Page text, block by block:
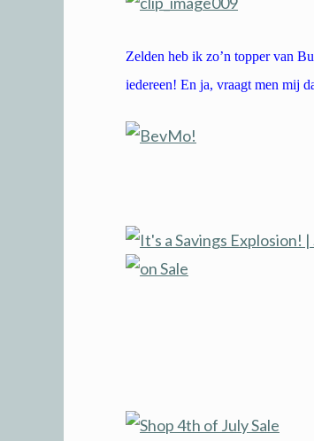
Zelden heb ik zo’n topper van
iedereen! En ja, vraagt men mij